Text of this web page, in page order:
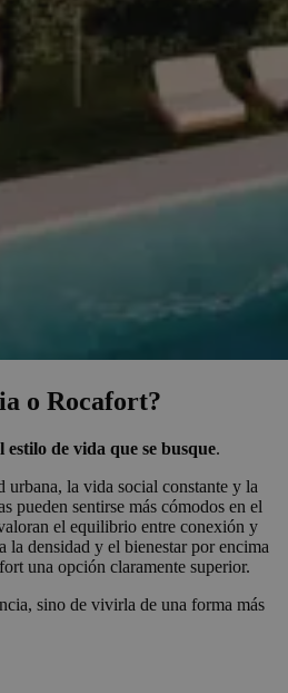
o Rocafort?
de vida que se busque.
urbana, la vida social constante y la
pueden sentirse más cómodos en el
el equilibrio entre conexión y
la densidad y el bienestar por encima
una opción claramente superior.
sino de vivirla de una forma más